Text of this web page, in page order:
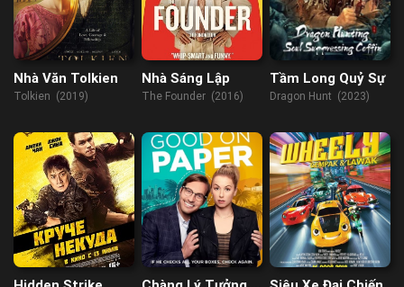
Nhà Văn Tolkien
Tolkien (2019)
Nhà Sáng Lập
The Founder (2016)
Tầm Long Quỷ Sự
Dragon Hunt (2023)